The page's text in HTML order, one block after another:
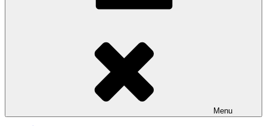
Menu